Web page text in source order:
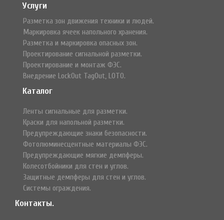
Услуги
Разметка зон движения техники и людей.
Маркировка ячеек напольного хранения.
Разметка и маркировка опасных зон.
Проектирование сигнальной разметки.
Проектирование и монтаж ФЭС.
Внедрение LockOut TagOut, LOTO.
Каталог
Ленты сигнальные для разметки.
Краски для напольной разметки.
Предупреждающие знаки безопасности.
Фотолюминесцентные материалы ФЭС.
Предупреждающие мягкие демпферы.
Колесотбойники для стен и углов.
Защитные демпферы для стен и углов.
Системы ограждения.
Контакты.